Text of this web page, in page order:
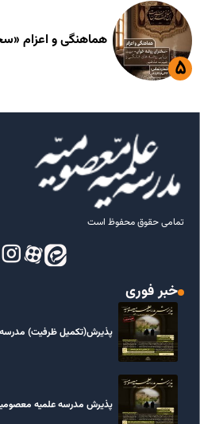
هماهنگی و اعزام
تمامی حقوق محفوظ است
خبر فوری
پذیرش(تکمیل ظرفیت)
پذیرش مدرسه علمیه